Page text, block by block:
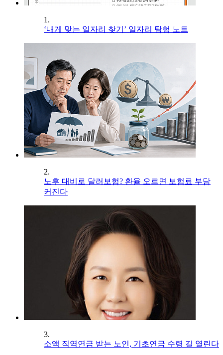
1.
‘내게 맞는 일자리 찾기’ 일자리 탐험 노트
2.
노후 대비로 달러보험? 환율 오르면 보험료 부담
커진다
3.
소액 직역연금 받는 노인, 기초연금 수령 길 열린다